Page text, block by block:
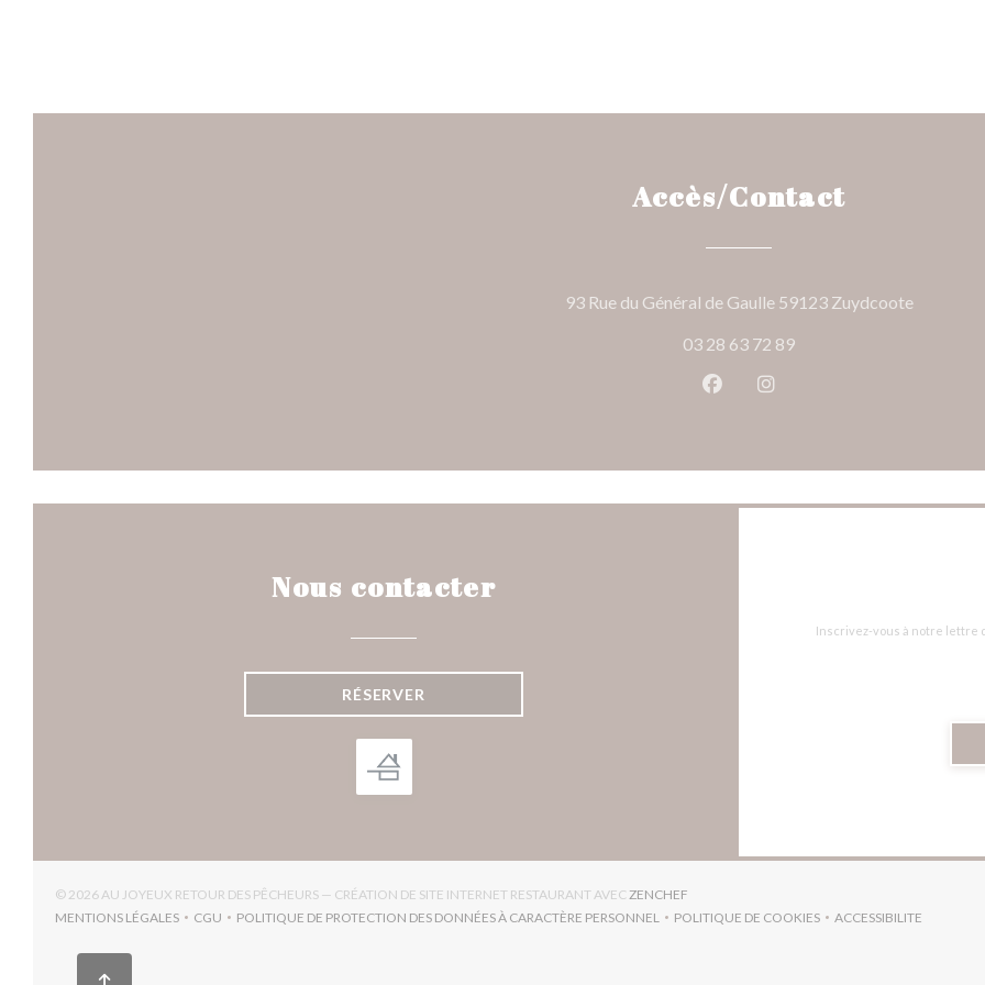
Accès/Contact
93 Rue du Général de Gaulle 59123 Zuydcoote((ouvre
03 28 63 72 89
Facebook ((ouvre une nouvelle
Instagram ((ouvre une
Nous contacter
RÉSERVER
Inscrivez-vous à notre lettre
© 2026 AU JOYEUX RETOUR DES PÊCHEURS — CRÉATION DE SITE INTERNET RESTAURANT AVEC ZENCHEF
MENTIONS LÉGALES
((OUVRE UNE NOUVELLE FENÊTRE))
CGU
((OUVRE UNE NOUVELLE FENÊTRE))
POLITIQUE DE PROTECTION DES DONNÉES À CARACTÈRE PERSONNEL
((OUVRE UNE NOUVELLE FENÊTRE))
POLITIQUE DE COOKIES
((OUVRE UNE NOUVELLE FENÊTRE))
ACCESSIBILITE
((OUVRE UNE